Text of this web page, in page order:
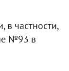
в частности,
№93 в